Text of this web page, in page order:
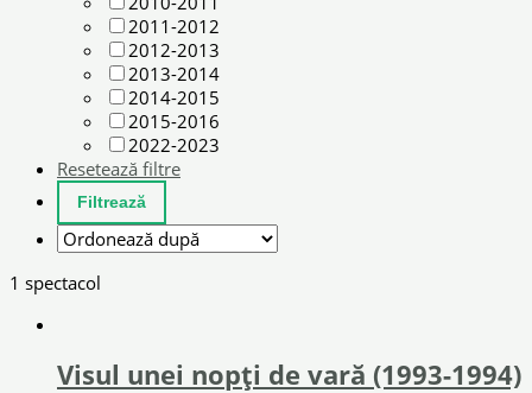
2011-2012
2012-2013
2013-2014
2014-2015
2015-2016
2022-2023
Resetează filtre
1 spectacol
Visul unei nopți de vară (1993-1994)